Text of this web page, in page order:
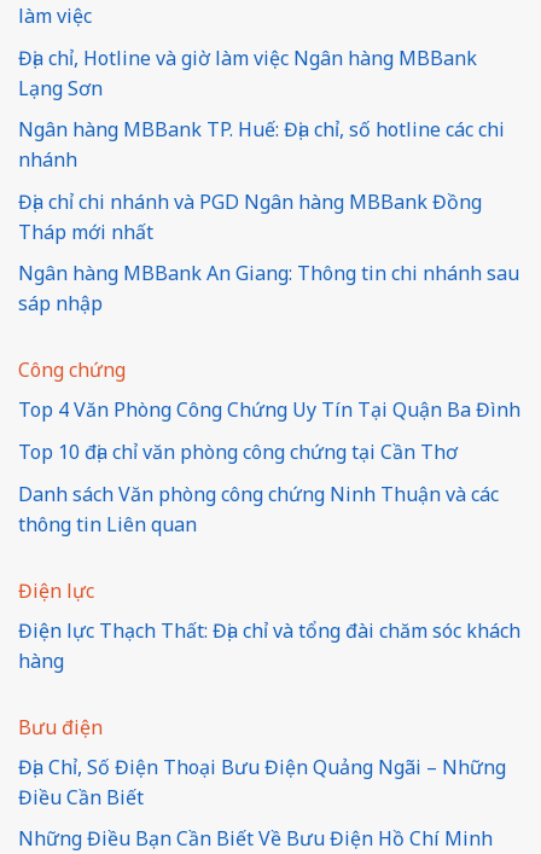
làm việc
Địa chỉ, Hotline và giờ làm việc Ngân hàng MBBank
Lạng Sơn
Ngân hàng MBBank TP. Huế: Địa chỉ, số hotline các chi
nhánh
Địa chỉ chi nhánh và PGD Ngân hàng MBBank Đồng
Tháp mới nhất
Ngân hàng MBBank An Giang: Thông tin chi nhánh sau
sáp nhập
Công chứng
Top 4 Văn Phòng Công Chứng Uy Tín Tại Quận Ba Đình
Top 10 địa chỉ văn phòng công chứng tại Cần Thơ
Danh sách Văn phòng công chứng Ninh Thuận và các
thông tin Liên quan
Điện lực
Điện lực Thạch Thất: Địa chỉ và tổng đài chăm sóc khách
hàng
Bưu điện
Địa Chỉ, Số Điện Thoại Bưu Điện Quảng Ngãi – Những
Điều Cần Biết
Những Điều Bạn Cần Biết Về Bưu Điện Hồ Chí Minh